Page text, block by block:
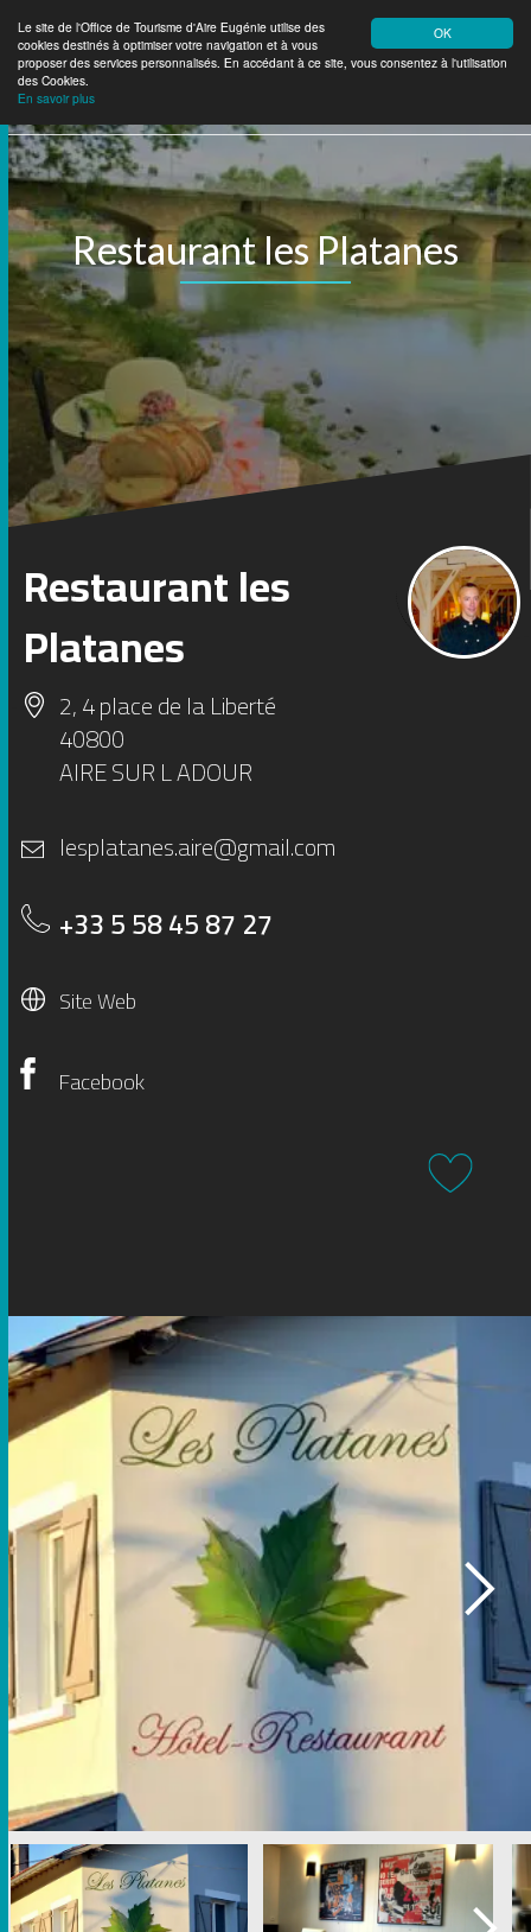
OK
Le site de l'Office de Tourisme d'Aire Eugénie utilise des
cookies destinés à optimiser votre navigation et à vous
proposer des services personnalisés. En accédant à ce site, vous consentez à l'utilisation
des Cookies.
En savoir plus
TourismeAire Eugénie
Restaurant les Platanes
Restaurant les
Platanes
2, 4 place de la Liberté
40800
AIRE SUR L ADOUR
lesplatanes.aire@gmail.com
+33 5 58 45 87 27
Site Web
Facebook